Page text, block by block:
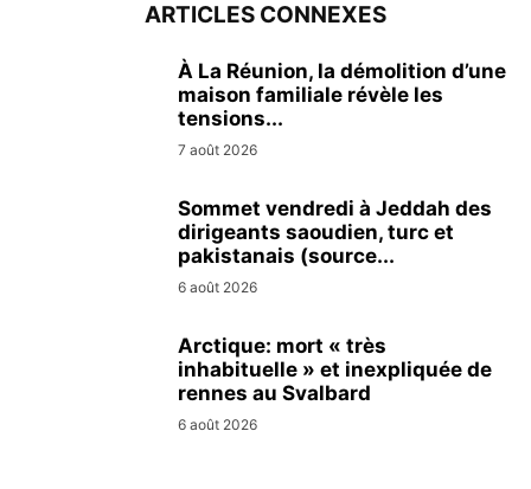
ARTICLES CONNEXES
À La Réunion, la démolition d’une
maison familiale révèle les
tensions...
7 août 2026
Sommet vendredi à Jeddah des
dirigeants saoudien, turc et
pakistanais (source...
6 août 2026
Arctique: mort « très
inhabituelle » et inexpliquée de
rennes au Svalbard
6 août 2026